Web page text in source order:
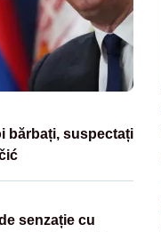
bărbați, suspectați
senzație cu